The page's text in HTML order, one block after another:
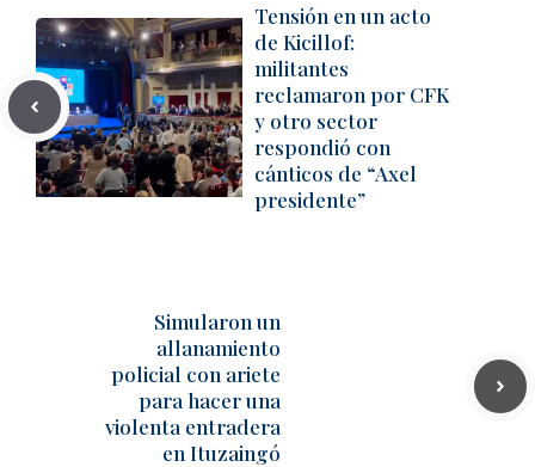
Tensión en un acto
de Kicillof:
militantes
reclamaron por CFK
y otro sector
respondió con
cánticos de “Axel
presidente”
Simularon un
allanamiento
policial con ariete
para hacer una
violenta entradera
en Ituzaingó